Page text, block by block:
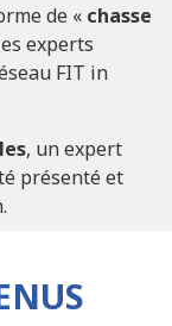
de « chasse
experts
FIT in
, un expert
présenté et